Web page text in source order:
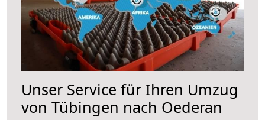
Unser Service für Ihren Umzug
von Tübingen nach Oederan